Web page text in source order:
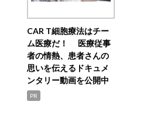
CAR T細胞療法はチー
ム医療だ！ 医療従事
者の情熱、患者さんの
思いを伝えるドキュメ
ンタリー動画を公開中
PR